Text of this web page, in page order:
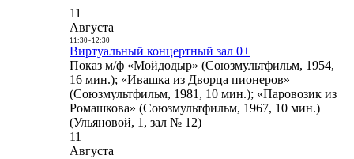
11
Августа
11:30- 12:30
Виртуальный концертный зал 0+
Показ м/ф «Мойдодыр» (Союзмультфильм, 1954,
16 мин.); «Ивашка из Дворца пионеров»
(Союзмультфильм, 1981, 10 мин.); «Паровозик из
Ромашкова» (Союзмультфильм, 1967, 10 мин.)
(Ульяновой, 1, зал № 12)
11
Августа